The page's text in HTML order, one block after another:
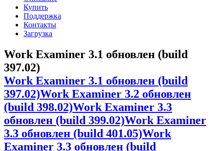
Купить
Поддержка
Контакты
Загрузка
Work Examiner 3.1 обновлен (build
397.02)
Work Examiner 3.1 обновлен (build
397.02)Work Examiner 3.2 обновлен
(build 398.02)Work Examiner 3.3
обновлен (build 399.02)Work Examiner
3.3 обновлен (build 401.05)Work
Examiner 3.3 обновлен (build